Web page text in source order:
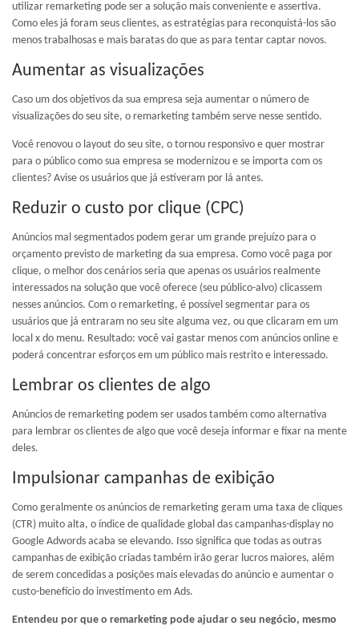
utilizar remarketing pode ser a solução mais conveniente e assertiva.
Como eles já foram seus clientes, as estratégias para reconquistá-los são
menos trabalhosas e mais baratas do que as para tentar captar novos.
Aumentar as visualizações
Caso um dos objetivos da sua empresa seja aumentar o número de
visualizações do seu site, o remarketing também serve nesse sentido.
Você renovou o layout do seu site, o tornou responsivo e quer mostrar
para o público como sua empresa se modernizou e se importa com os
clientes? Avise os usuários que já estiveram por lá antes.
Reduzir o custo por clique (CPC)
Anúncios mal segmentados podem gerar um grande prejuízo para o
orçamento previsto de marketing da sua empresa. Como você paga por
clique, o melhor dos cenários seria que apenas os usuários realmente
interessados na solução que você oferece (seu público-alvo) clicassem
nesses anúncios. Com o remarketing, é possível segmentar para os
usuários que já entraram no seu site alguma vez, ou que clicaram em um
local x do menu. Resultado: você vai gastar menos com anúncios online e
poderá concentrar esforços em um público mais restrito e interessado.
Lembrar os clientes de algo
Anúncios de remarketing podem ser usados também como alternativa
para lembrar os clientes de algo que você deseja informar e fixar na mente
deles.
Impulsionar campanhas de exibição
Como geralmente os anúncios de remarketing geram uma taxa de cliques
(CTR) muito alta, o índice de qualidade global das campanhas-display no
Google Adwords acaba se elevando. Isso significa que todas as outras
campanhas de exibição criadas também irão gerar lucros maiores, além
de serem concedidas a posições mais elevadas do anúncio e aumentar o
custo-benefício do investimento em Ads.
Entendeu por que o remarketing pode ajudar o seu negócio, mesmo